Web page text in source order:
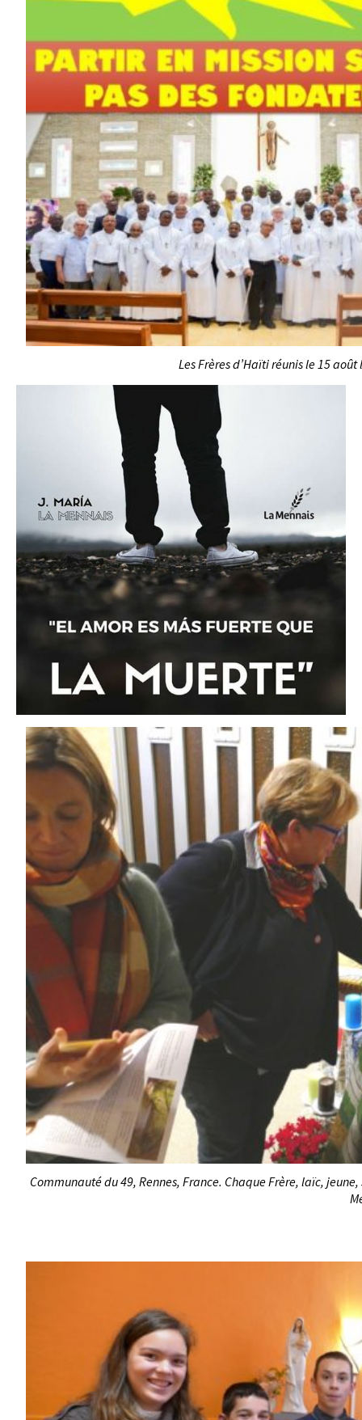
Les Frères d’Haïti réunis le 15
Communauté du 49, Rennes, France. Chaque Frère, laïc,